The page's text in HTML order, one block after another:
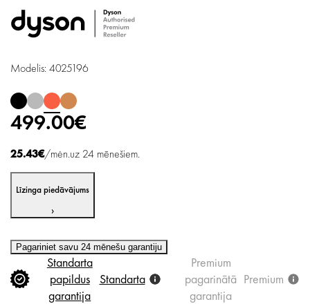
Modelis: 4025196
499.00€
25.43€/mėn.uz 24 mēnešiem.
Līzinga piedāvājums
›
Pagariniet savu 24 mēnešu garantiju
Standarta
papildus
garantija
Standarta
Premium
pagarinātā
garantija
Premium